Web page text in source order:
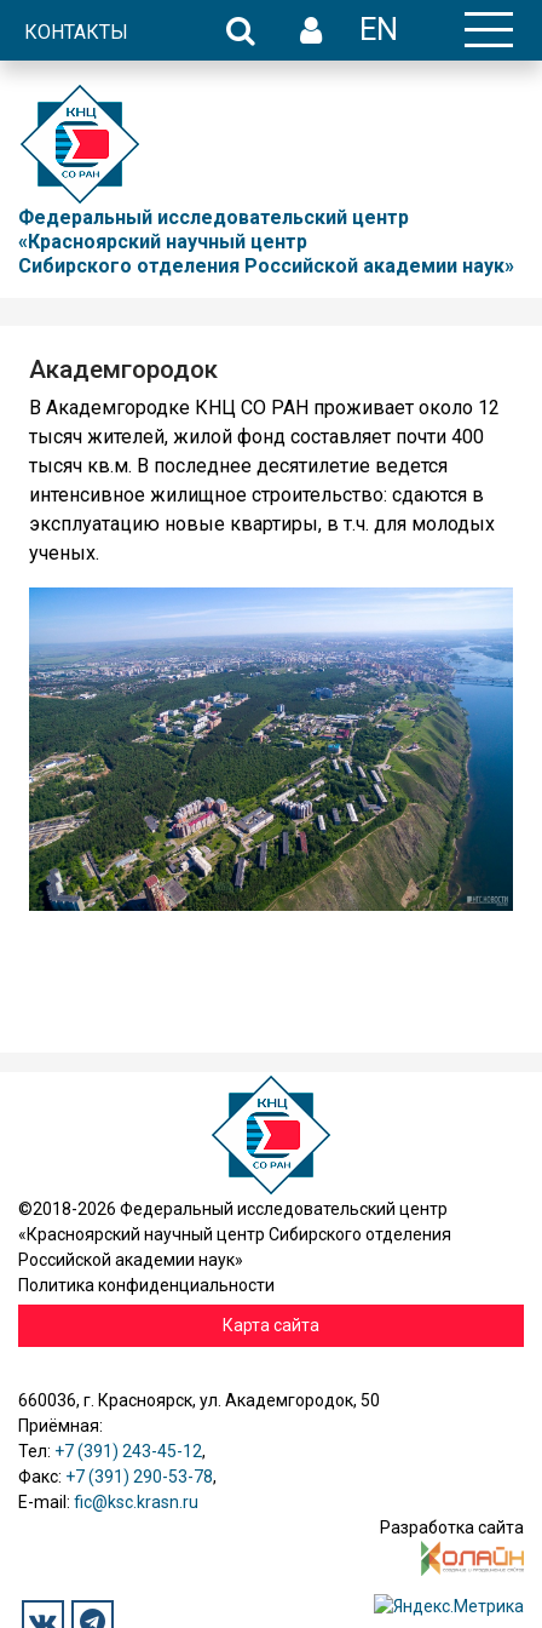
КОНТАКТЫ EN
Федеральный исследовательский центр
«Красноярский научный центр
Сибирского отделения Российской академии наук»
Академгородок
В Академгородке КНЦ СО РАН проживает около 12
тысяч жителей, жилой фонд составляет почти 400
тысяч кв.м. В последнее десятилетие ведется
интенсивное жилищное строительство: сдаются в
эксплуатацию новые квартиры, в т.ч. для молодых
ученых.
©2018-2026 Федеральный исследовательский центр
«Красноярский научный центр Сибирского отделения
Российской академии наук»
Политика конфиденциальности
Карта сайта
660036, г. Красноярск, ул. Академгородок, 50
Приёмная:
Тел: +7 (391) 243-45-12,
Факс: +7 (391) 290-53-78,
E-mail: fic@ksc.krasn.ru
Разработка сайта